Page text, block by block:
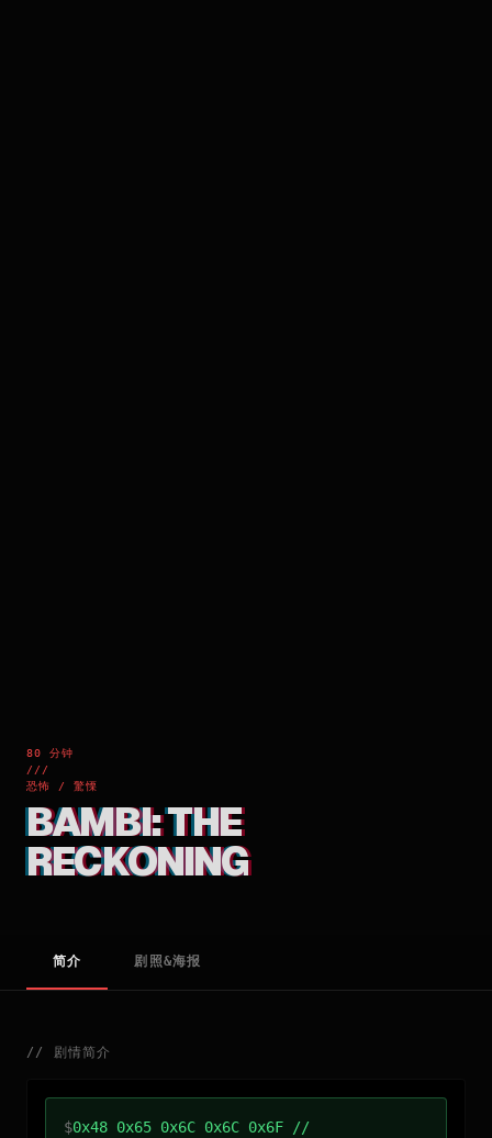
80 分钟
///
恐怖 / 驚慄
BAMBI: THE
RECKONING
简介 剧照&海报
// 剧情简介
$0x48 0x65 0x6C 0x6C 0x6F //